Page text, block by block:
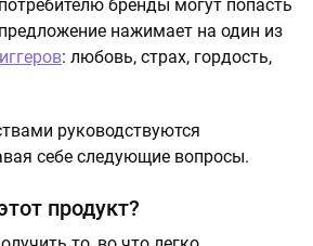
бренды могут попасть
нажимает на один из
: любовь, страх, гордость,
руководствуются
себе следующие вопросы.
продукт?